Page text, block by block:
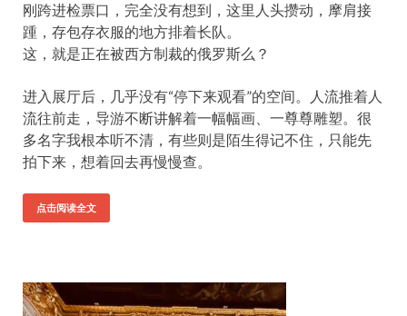
刚跨进检票口，完全没有想到，这里人头攒动，摩肩接
踵，存包存衣服的地方排着长队。
这，就是正在被西方制裁的俄罗斯么？
进入展厅后，几乎没有“停下来观看”的空间。人流推着人
流往前走，导游不断讲解着一幅幅画、一尊尊雕塑。很
多名字我根本听不清，有些则是陌生得记不住，只能先
拍下来，想着回去再慢慢查。
点击阅读全文